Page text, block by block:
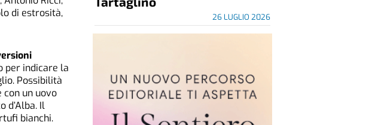
di estrosità,
per indicare la
Possibilità
con un uovo
d’Alba. Il
bianchi.
26 LUGLIO 2026